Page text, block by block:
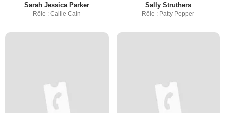
Sarah Jessica Parker
Rôle : Callie Cain
Sally Struthers
Rôle : Patty Pepper